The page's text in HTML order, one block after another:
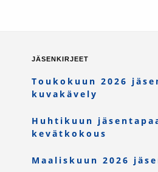
JÄSENKIRJEET
Toukokuun 2026
kuvakävely
Huhtikuun
kevätkokous
Maaliskuun 2026